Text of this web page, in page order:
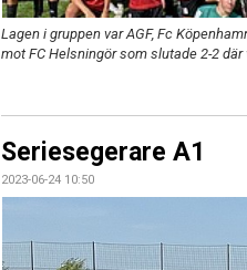
Lagen i gruppen var AGF, Fc
mot FC Helsningör som slutade 2-2
Seriesegerare A1
2023-06-24 10:50